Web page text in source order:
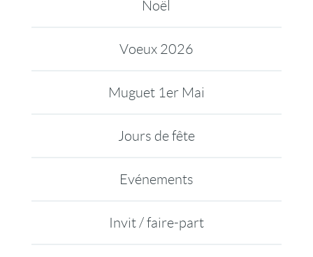
Noël
Voeux 2026
Muguet 1er Mai
Jours de fête
Evénements
Invit / faire-part